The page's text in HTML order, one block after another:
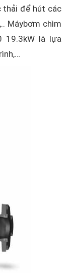
thải để hút các
Máybơm chìm
19.3kW là lựa